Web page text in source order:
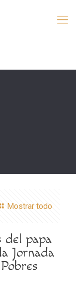
Mostrar todo
del papa
Jornada